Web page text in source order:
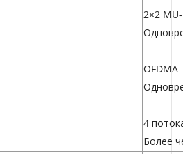
2×2
OFDMA
4
Более